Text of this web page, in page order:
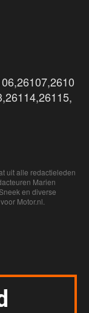
uit alle redactieleden
Marien
en diverse
Motor.nl.